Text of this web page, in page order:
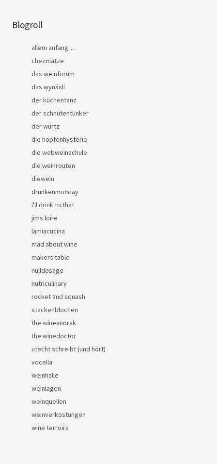
Blogroll
allem anfang…
chezmatze
das weinforum
das wynäsli
der küchentanz
der schnutentunker
der würtz
die hopfenhysterie
die webweinschule
die weinrouten
diewein
drunkenmonday
i'll drink to that
jims loire
lamiacucina
mad about wine
makers table
nulldosage
nutriculinary
rocket and squash
stackenblochen
the wineanorak
the winedoctor
utecht schreibt (und hört)
vocella
weinhalle
weinlagen
weinquellen
weinverkostungen
wine terroirs